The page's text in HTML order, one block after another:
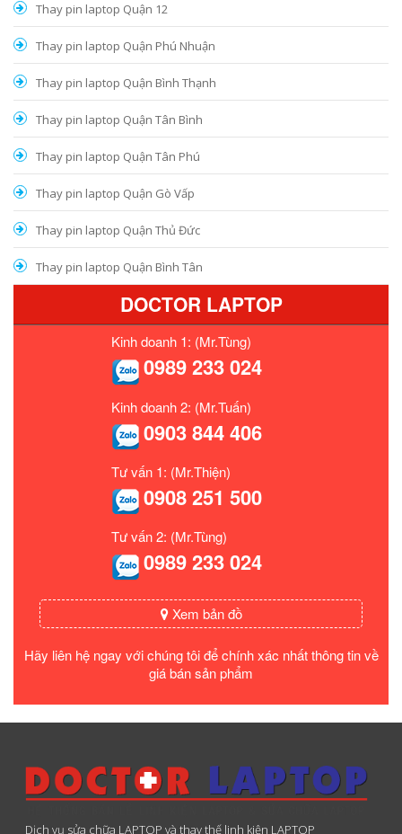
Thay pin laptop Quận 12
Thay pin laptop Quận Phú Nhuận
Thay pin laptop Quận Bình Thạnh
Thay pin laptop Quận Tân Bình
Thay pin laptop Quận Tân Phú
Thay pin laptop Quận Gò Vấp
Thay pin laptop Quận Thủ Đức
Thay pin laptop Quận Bình Tân
DOCTOR LAPTOP
Kinh doanh 1: (Mr.Tùng)
0989 233 024
Kinh doanh 2: (Mr.Tuấn)
0903 844 406
Tư vấn 1: (Mr.Thiện)
0908 251 500
Tư vấn 2: (Mr.Tùng)
0989 233 024
Xem bản đồ
Hãy liên hệ ngay với chúng tôi để chính xác nhất thông tin về
giá bán sản phẩm
Dịch vụ sửa chữa LAPTOP và thay thế linh kiện LAPTOP